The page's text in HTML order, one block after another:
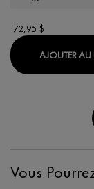
72,95 $
AJOUTER AU
Vous